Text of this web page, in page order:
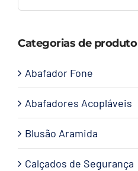
Categorias de produto
Abafador Fone
Abafadores Acopláveis
Blusão Aramida
Calçados de Segurança